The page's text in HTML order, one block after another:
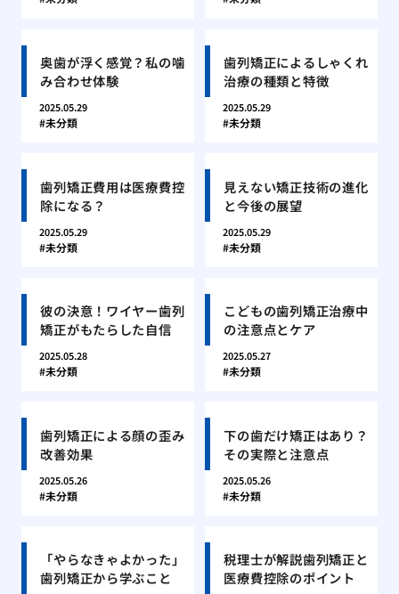
奥歯が浮く感覚？私の噛
み合わせ体験
2025.05.29
未分類
歯列矯正によるしゃくれ
治療の種類と特徴
2025.05.29
未分類
歯列矯正費用は医療費控
除になる？
2025.05.29
未分類
見えない矯正技術の進化
と今後の展望
2025.05.29
未分類
彼の決意！ワイヤー歯列
矯正がもたらした自信
2025.05.28
未分類
こどもの歯列矯正治療中
の注意点とケア
2025.05.27
未分類
歯列矯正による顔の歪み
改善効果
2025.05.26
未分類
下の歯だけ矯正はあり？
その実際と注意点
2025.05.26
未分類
「やらなきゃよかった」
歯列矯正から学ぶこと
税理士が解説歯列矯正と
医療費控除のポイント